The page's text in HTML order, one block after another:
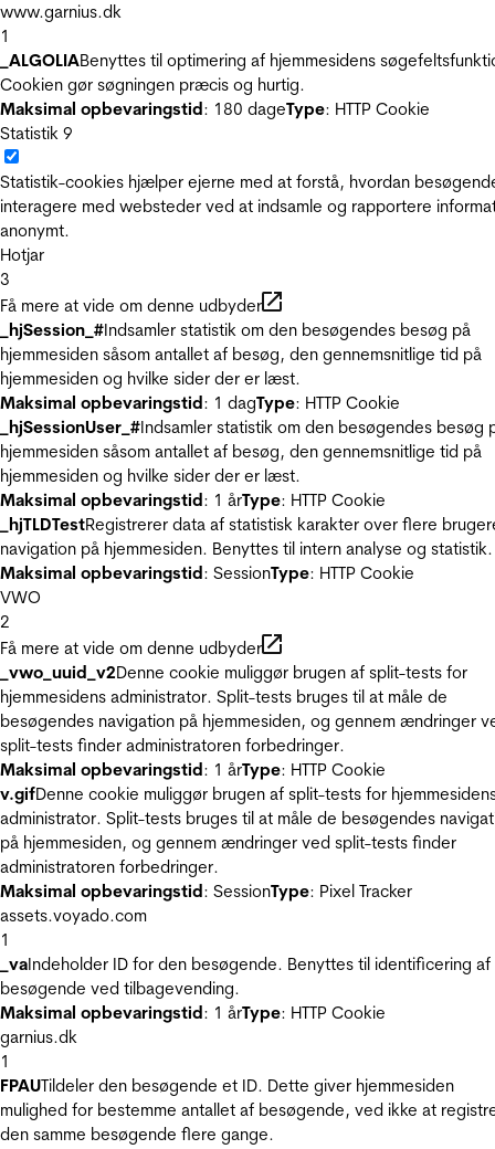
www.garnius.dk
1
_ALGOLIABenyttes til optimering af hjemmesidens
Cookien gør søgningen præcis og hurtig.
Maksimal opbevaringstid: 180 dageType: HTTP Cookie
Statistik 9
Statistik-cookies hjælper ejerne med at forstå, hvordan
interagere med websteder ved at indsamle og rapportere
anonymt.
Hotjar
3
Få mere at vide om denne udbyder
_hjSession_#Indsamler statistik om den besøgendes besøg på
hjemmesiden såsom antallet af besøg, den gennemsnitlige tid på
hjemmesiden og hvilke sider der er læst.
Maksimal opbevaringstid: 1 dagType: HTTP Cookie
_hjSessionUser_#Indsamler statistik om den besøgendes besøg
hjemmesiden såsom antallet af besøg, den gennemsnitlige tid på
hjemmesiden og hvilke sider der er læst.
Maksimal opbevaringstid: 1 årType: HTTP Cookie
_hjTLDTestRegistrerer data af statistisk karakter over flere
navigation på hjemmesiden. Benyttes til intern analyse og statistik.
Maksimal opbevaringstid: SessionType: HTTP Cookie
VWO
2
Få mere at vide om denne udbyder
_vwo_uuid_v2Denne cookie muliggør brugen af split-tests for
hjemmesidens administrator. Split-tests bruges til at måle de
besøgendes navigation på hjemmesiden, og gennem ændringer
split-tests finder administratoren forbedringer.
Maksimal opbevaringstid: 1 årType: HTTP Cookie
v.gifDenne cookie muliggør brugen af split-tests for
administrator. Split-tests bruges til at måle de besøgendes
på hjemmesiden, og gennem ændringer ved split-tests finder
administratoren forbedringer.
Maksimal opbevaringstid: SessionType: Pixel Tracker
assets.voyado.com
1
_vaIndeholder ID for den besøgende. Benyttes til identificering af
besøgende ved tilbagevending.
Maksimal opbevaringstid: 1 årType: HTTP Cookie
garnius.dk
1
FPAUTildeler den besøgende et ID. Dette giver hjemmesiden
mulighed for bestemme antallet af besøgende, ved ikke at
den samme besøgende flere gange.